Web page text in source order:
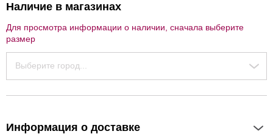
Наличие в магазинах
Для просмотра информации о наличии, сначала выберите
размер
Выберите город...
Информация о доставке